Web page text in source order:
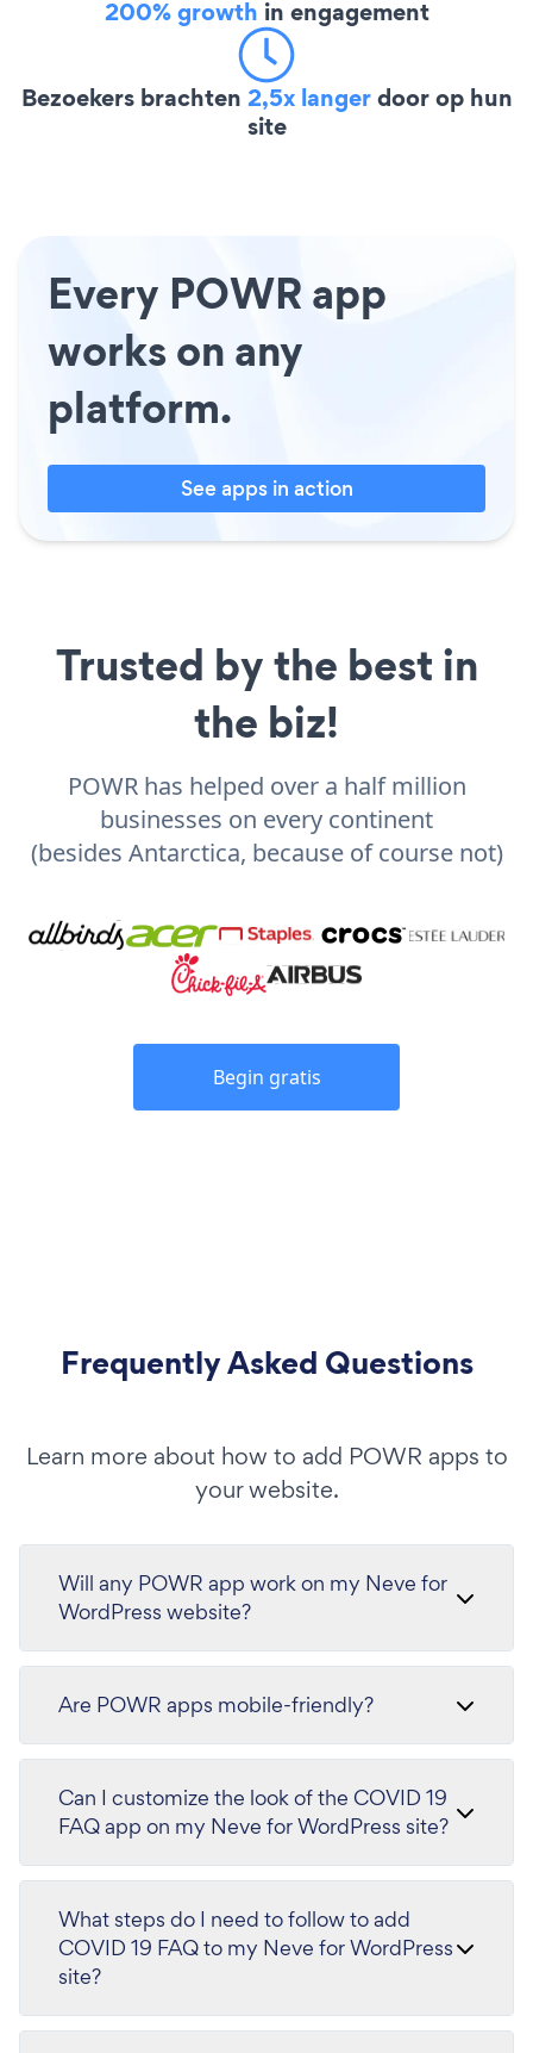
200% growth in engagement
Bezoekers brachten 2,5x langerdoor op hun
site
Every POWR app
works on any
platform.
See apps in action
Trusted by the best in
the biz!
POWR has helped over a half million
businesses on every continent
(besides Antarctica, because of course not)
Begin gratis
Frequently Asked Questions
Learn more about how to add POWR apps to
your website.
Will any POWR app work on my Neve for
WordPress website?
Are POWR apps mobile-friendly?
Can I customize the look of the COVID 19
FAQ app on my Neve for WordPress site?
What steps do I need to follow to add
COVID 19 FAQ to my Neve for WordPress
site?